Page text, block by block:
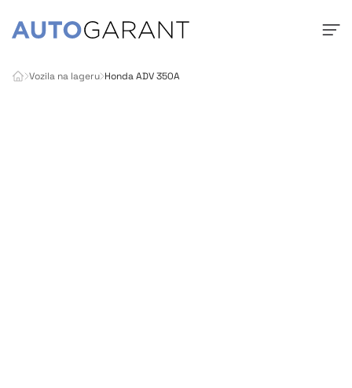
Vozila na lageru Honda ADV 350A